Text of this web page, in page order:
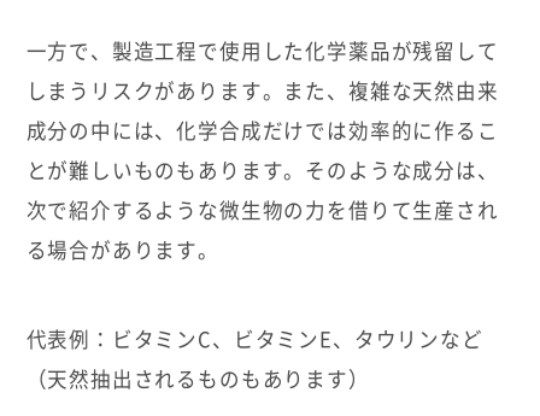
一方で、製造工程で使用した化学薬品が残留して
しまうリスクがあります。また、複雑な天然由来
成分の中には、化学合成だけでは効率的に作るこ
とが難しいものもあります。そのような成分は、
次で紹介するような微生物の力を借りて生産され
る場合があります。
代表例：ビタミンC、ビタミンE、タウリンなど
（天然抽出されるものもあります）